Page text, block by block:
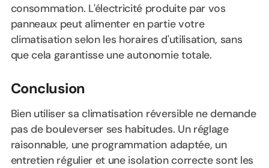
consommation. L'électricité produite par vos
panneaux peut alimenter en partie votre
climatisation selon les horaires d'utilisation, sans
que cela garantisse une autonomie totale.
Conclusion
Bien utiliser sa climatisation réversible ne demande
pas de bouleverser ses habitudes. Un réglage
raisonnable, une programmation adaptée, un
entretien régulier et une isolation correcte sont les